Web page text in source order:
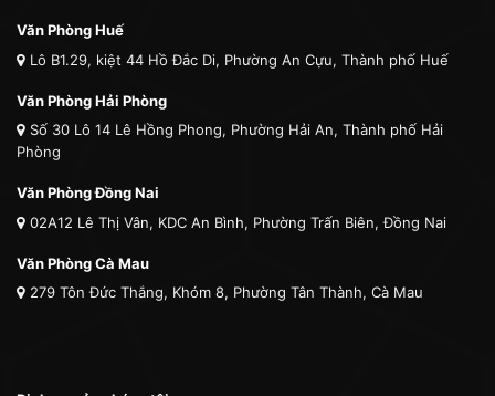
Văn Phòng Huế
Lô B1.29, kiệt 44 Hồ Đắc Di, Phường An Cựu, Thành phố Huế
Văn Phòng Hải Phòng
Số 30 Lô 14 Lê Hồng Phong, Phường Hải An, Thành phố Hải
Phòng
Văn Phòng Đồng Nai
02A12 Lê Thị Vân, KDC An Bình, Phường Trấn Biên, Đồng Nai
Văn Phòng Cà Mau
279 Tôn Đức Thắng, Khóm 8, Phường Tân Thành, Cà Mau